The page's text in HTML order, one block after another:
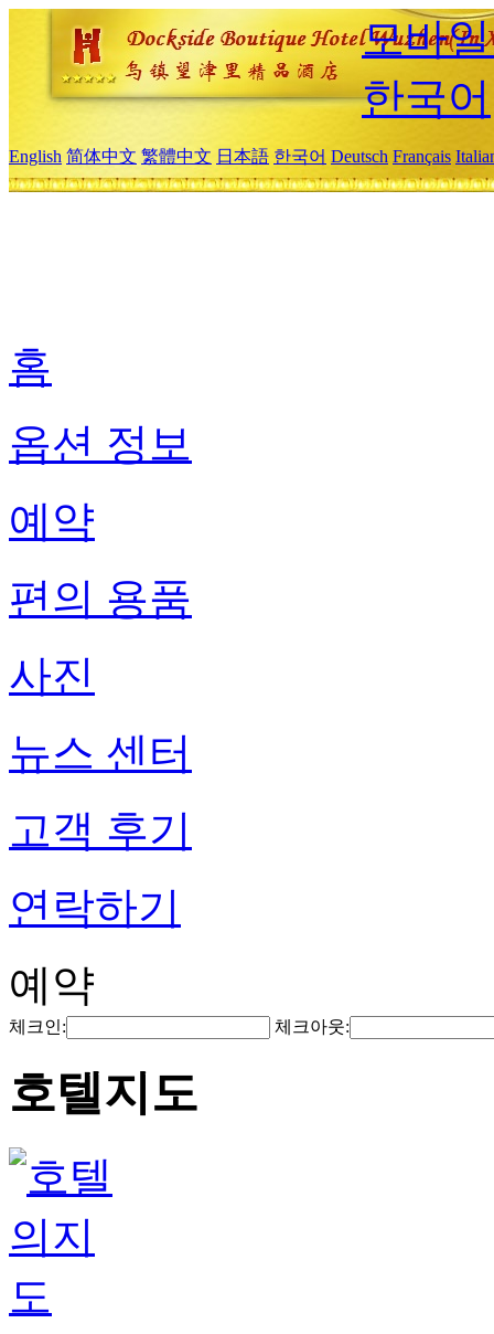
모바
한국어
English 简体中文 繁體中文 日本語 한국어 Deutsch Français
홈
옵션 정보
예약
편의 용품
사진
뉴스 센터
고객 후기
연락하기
예약
체크인: 체크아웃:
호텔지도